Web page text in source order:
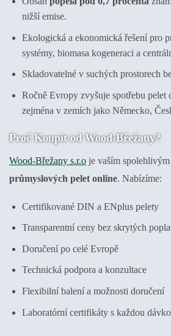
nižší emise.
Ekologická a ekonomická řešení pro
systémy, biomasa kogeneraci a
Skladovatelné v suchých prostorech
Ročně Evropy zvyšuje spotřebu pelet
zejména v zemích jako Německo,
Proč Koupit od Wood-Břežany?
Wood-Břežany s.r.o je vaším
průmyslových pelet online. Nabízíme:
Certifikované DIN a ENplus pelety
Transparentní ceny bez skrytých
Doručení po celé Evropě
Technická podpora a konzultace
Flexibilní balení a možnosti doručení
Laboratórní certifikáty s každou